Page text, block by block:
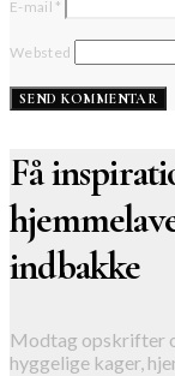
E-mail *
Websted
Få
indbakke
Modtag opskrifter
hyggelige kager,